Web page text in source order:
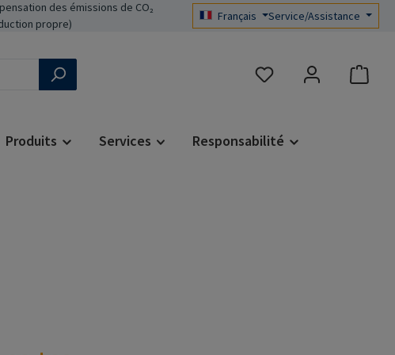
des émissions de CO₂
propre)
Français Service/Assistance
Vous avez 0 articles
Produits Services Responsabilité